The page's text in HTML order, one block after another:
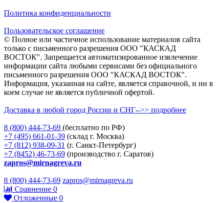
Политика конфиденциальности
Пользовательское соглашение
© Полное или частичное использование материалов сайта
только с письменного разрешения ООО "КАСКАД
ВОСТОК". Запрещается автоматизированное извлечение
информации сайта любыми сервисами без официального
письменного разрешения ООО "КАСКАД ВОСТОК".
Информация, указанная на сайте, является справочной, и ни в
коем случае не является публичной офертой.
Доставка в любой город России и СНГ-->> подробнее
8 (800) 444-73-69 (бесплатно по РФ)
+7 (495) 661-01-39 (склад г. Москва)
+7 (812) 938-09-31 (г. Санкт-Петербург)
+7 (8452) 46-73-69 (производство г. Саратов)
zapros@mirnagreva.ru
8 (800) 444-73-69 zapros@mirnagreva.ru
Сравнение 0
Отложенные 0